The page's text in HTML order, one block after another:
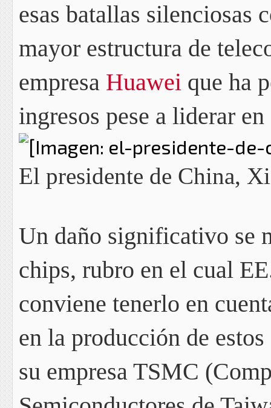
esas batallas silenciosas
mayor estructura de
empresa Huawei que ha
ingresos pese a liderar
El presidente de China,
Un daño significativo se
chips, rubro en el cual
conviene tenerlo en
en la producción de
su empresa TSMC